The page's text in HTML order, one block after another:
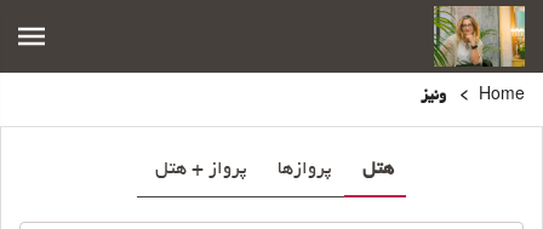
Home ونیز
هتل پروازها پرواز + هتل